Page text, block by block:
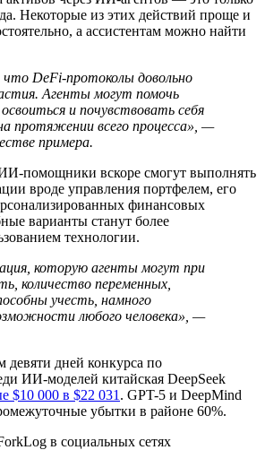
Некоторые из этих действий проще и
а ассистентам можно найти
DeFi-протоколы довольно
Агенты могут помочь
и почувствовать себя
протяжении всего процесса», —
примера.
помощники вскоре смогут выполнять
вроде управления портфелем, его
финансовых
варианты станут более
технологии.
которую агенты могут при
количество переменных,
учесть, намного
любого человека», —
дней конкурса по
ИИ-моделей китайская DeepSeek
$10 000 в $22 031 . GPT-5 и DeepMind
убытки в районе 60%.
в социальных сетях